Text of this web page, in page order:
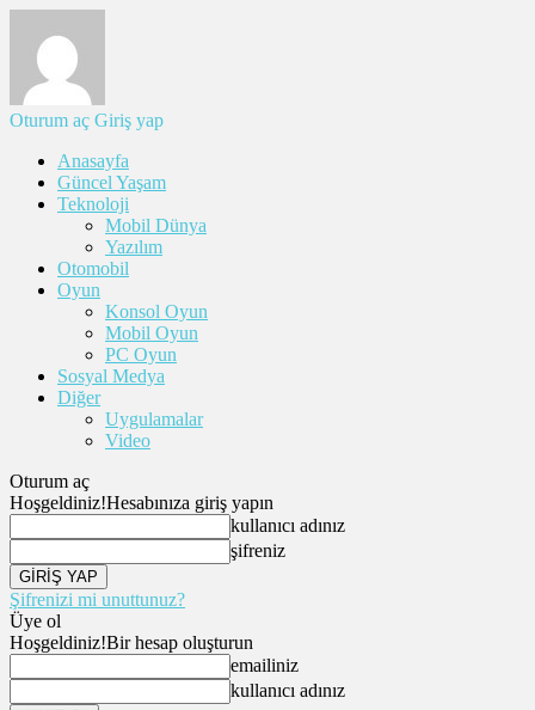
Oturum aç Giriş yap
Anasayfa
Güncel Yaşam
Teknoloji
Mobil Dünya
Yazılım
Otomobil
Oyun
Konsol Oyun
Mobil Oyun
PC Oyun
Sosyal Medya
Diğer
Uygulamalar
Video
Oturum aç
Hoşgeldiniz!Hesabınıza giriş yapın
kullanıcı adınız
şifreniz
Şifrenizi mi unuttunuz?
Üye ol
Hoşgeldiniz!Bir hesap oluşturun
emailiniz
kullanıcı adınız